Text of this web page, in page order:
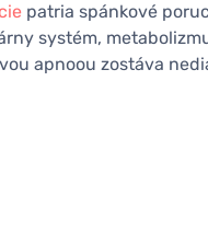
patria spánkové
systém,
apnoou zostáva